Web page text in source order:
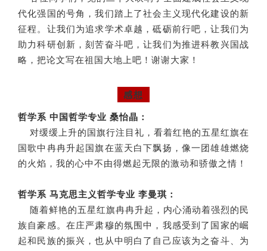
代化强国的号角，我们踏上了社会主义现代化建设的新
征程。让我们为追求学术卓越，砥砺前行吧，让我们为
助力科研创新，刻苦奋斗吧，让我们为推进科教兴国战
略，把论文写在祖国大地上吧！谢谢大家！
04
感想
哲学系 中国哲学专业 桑怡晶：
对缓缓上升的国旗行注目礼，看着红艳的五星红旗在
国歌中冉冉升起国旗在蓝天白下飘扬，像一团雄雄燃烧
的火焰，我的心中不由得燃起无限的激动和骄傲之情！
哲学系 马克思主义哲学专业 李曼琪：
随着鲜艳的五星红旗冉冉升起，内心涌动着强烈的民
族自豪感。在庄严肃穆的氛围中，我感受到了国家的崛
起和民族的振兴，也从中明白了自己应该为之奋斗、为